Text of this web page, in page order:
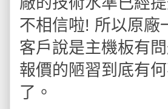
不相信啦! 所以原廠
客戶說是主機板有
報價的陋習到底有
了。